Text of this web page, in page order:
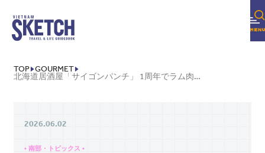
TOP GOURMET
北海道居酒屋「サイゴンパンチ」 1周年でラム肉が1人1本無料！
2026.06.02
• 南部・トピックス •